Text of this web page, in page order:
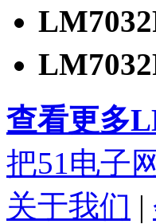
查看更多
把51电子
关于我们 |